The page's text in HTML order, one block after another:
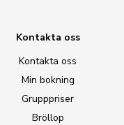
Kontakta oss
Kontakta oss
Min bokning
Grupppriser
Bröllop